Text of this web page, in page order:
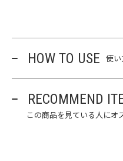
HOW TO USE 使い
RECOMMEND
この商品を見ている人にオ